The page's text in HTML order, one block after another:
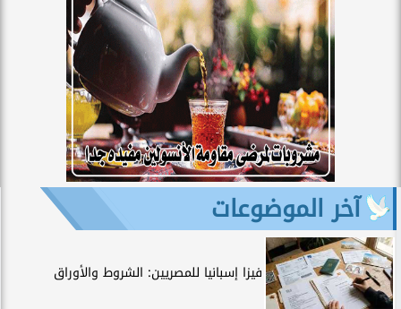
آخر الموضوعات
فيزا إسبانيا للمصريين: الشروط والأوراق